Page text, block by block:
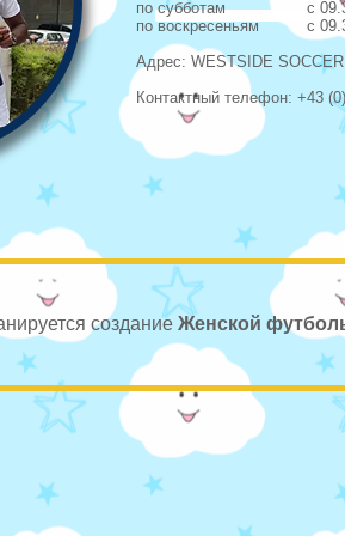
по субботам с 09.30
повоскресеньям с
Адрес: WESTSIDE
Контактный телефон: +43
создание Женской